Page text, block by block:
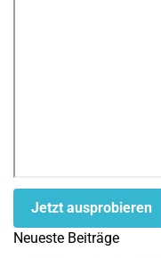
Jetzt ausprobieren
Neueste Beiträge